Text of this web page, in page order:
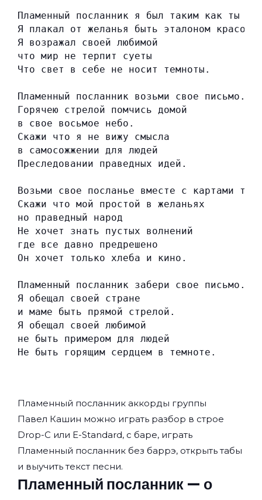
Пламенный посланник я был таким как ты
Я плакал от желанья быть эталоном
Я возражал своей любимой
что мир не терпит суеты
Что свет в себе не носит темноты.
Пламенный посланник возьми свое письмо.
Горячею стрелой помчись домой
в свое восьмое небо.
Скажи что я не вижу смысла
в самосожжении для людей
Преследовании праведных идей.
Возьми свое посланье вместе с картами
Скажи что мой простой в желаньях
но праведный народ
Не хочет знать пустых волнений
где все давно предрешено
Он хочет только хлеба и кино.
Пламенный посланник забери свое письмо.
Я обещал своей стране
и маме быть прямой стрелой.
Я обещал своей любимой
не быть примером для людей
Не быть горящим сердцем в темноте.
Пламенный посланник аккорды группы
Павел Кашин можно играть разбор в строе
Drop-C или E-Standard, с баре, играть
Пламенный посланник без баррэ, открыть табы
и выучить текст песни.
Пламенный посланник — о